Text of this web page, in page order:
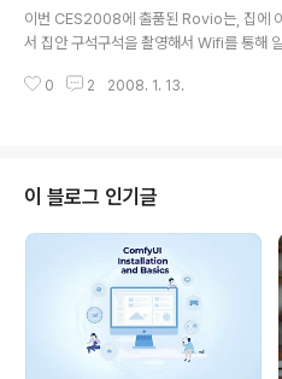
물론 현재시간, 고도, 방향을 알려주는 나
빠져 길을 잃었을 때도 갔던 길을 그대로 되
이번 CES2008에 출품된 Rovio는, 집에
서 집안 구석구석을 촬영해서 Wifi를 통해
고, 마이크도 하나 달려있으며, 바퀴가 3개
추어 표시를 하고, 로봇이 이를 보면서 자신
(물론 원래의 GPS와는 아무런 관련 없는
0 2 2008. 1. 13.
이 블로그 인기글